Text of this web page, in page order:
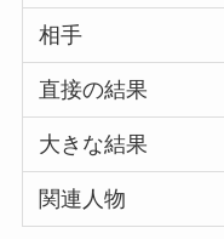
相手
直接の結果
大きな結果
関連人物